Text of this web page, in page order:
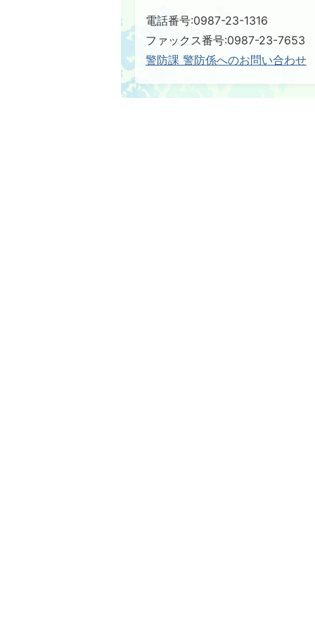
電話番号:0987-23-1316
ファックス番号:0987-23-7653
警防課 警防係へのお問い合わせ